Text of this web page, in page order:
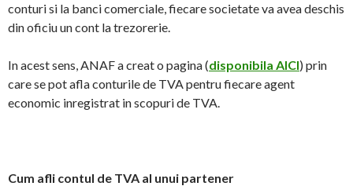
conturi si la banci comerciale, fiecare societate va avea deschis
din oficiu un cont la trezorerie.
In acest sens, ANAF a creat o pagina (disponibila AICI) prin
care se pot afla conturile de TVA pentru fiecare agent
economic inregistrat in scopuri de TVA.
Cum afli contul de TVA al unui partener